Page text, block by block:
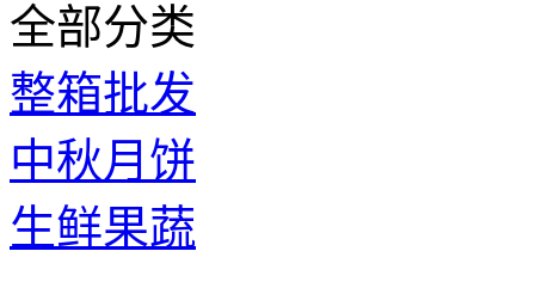
全部分类
整箱批发
中秋月饼
生鲜果蔬